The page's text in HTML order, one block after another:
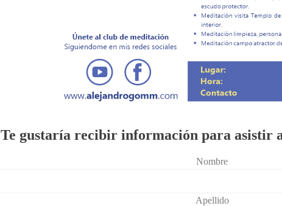
Te gustaría recibir información para asistir
Nombre
Apellido